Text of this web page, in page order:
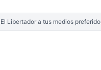
Libertador a tus medios